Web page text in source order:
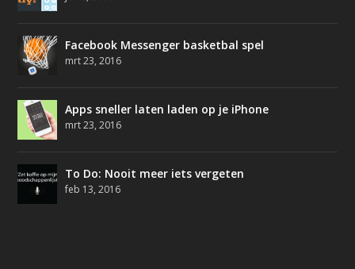
Facebook Messenger basketbal spel
mrt 23, 2016
Apps sneller laten laden op je iPhone
mrt 23, 2016
To Do: Nooit meer iets vergeten
feb 13, 2016